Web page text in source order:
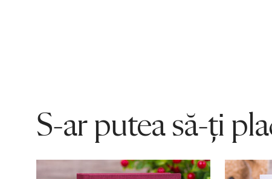
S-ar putea să-ți